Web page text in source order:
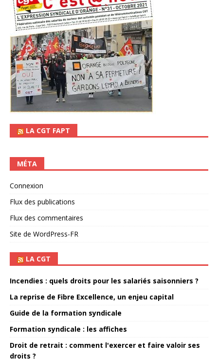
LA CGT FAPT
MÉTA
Connexion
Flux des publications
Flux des commentaires
Site de WordPress-FR
LA CGT
Incendies : quels droits pour les salariés saisonniers ?
La reprise de Fibre Excellence, un enjeu capital
Guide de la formation syndicale
Formation syndicale : les affiches
Droit de retrait : comment l'exercer et faire valoir ses
droits ?